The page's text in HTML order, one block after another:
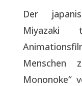
Der
Miyazaki
Menschen
Mononoke“